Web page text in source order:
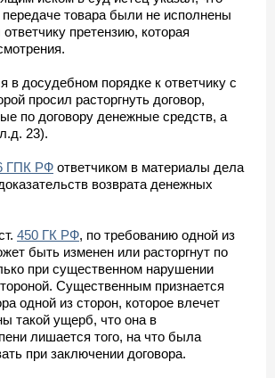
передаче товара были не исполнены
претензию, которая
в досудебном порядке к ответчику с
просил расторгнуть договор,
по договору денежные средств, а
23).
ГПК РФ ответчиком в материалы дела
возврата денежных
450 ГК РФ, по требованию одной из
быть изменен или расторгнут по
при существенном нарушении
Существенным признается
одной из сторон, которое влечет
такой ущерб, что она в
лишается того, на что была
при заключении договора.